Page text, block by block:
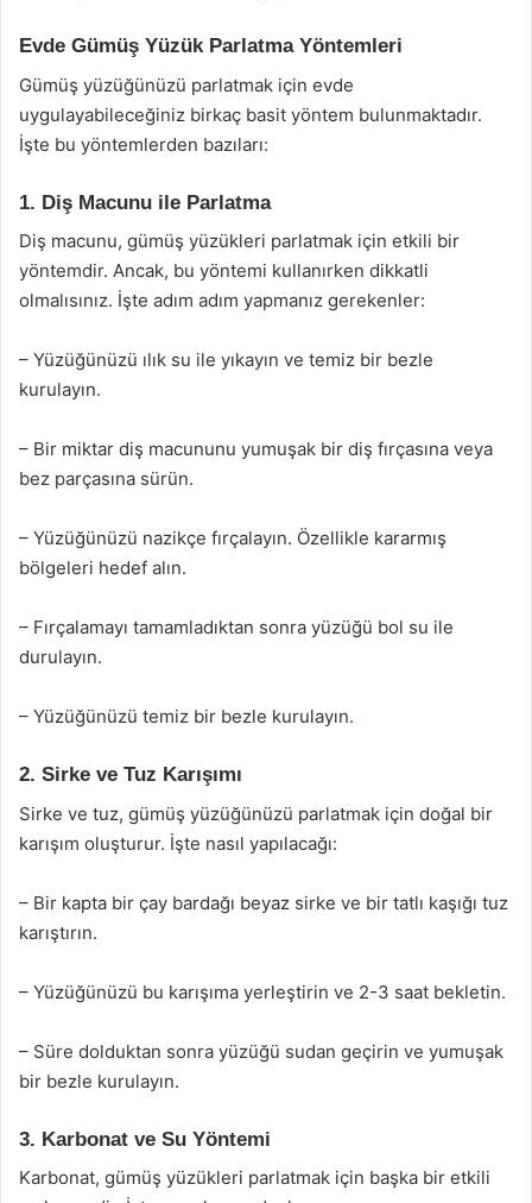
Evde Gümüş Yüzük Parlatma Yöntemleri
Gümüş yüzüğünüzü parlatmak için evde
uygulayabileceğiniz birkaç basit yöntem bulunmaktadır.
İşte bu yöntemlerden bazıları:
1. Diş Macunu ile Parlatma
Diş macunu, gümüş yüzükleri parlatmak için etkili bir
yöntemdir. Ancak, bu yöntemi kullanırken dikkatli
olmalısınız. İşte adım adım yapmanız gerekenler:
– Yüzüğünüzü ılık su ile yıkayın ve temiz bir bezle
kurulayın.
– Bir miktar diş macununu yumuşak bir diş fırçasına veya
bez parçasına sürün.
– Yüzüğünüzü nazikçe fırçalayın. Özellikle kararmış
bölgeleri hedef alın.
– Fırçalamayı tamamladıktan sonra yüzüğü bol su ile
durulayın.
– Yüzüğünüzü temiz bir bezle kurulayın.
2. Sirke ve Tuz Karışımı
Sirke ve tuz, gümüş yüzüğünüzü parlatmak için doğal bir
karışım oluşturur. İşte nasıl yapılacağı:
– Bir kapta bir çay bardağı beyaz sirke ve bir tatlı kaşığı tuz
karıştırın.
– Yüzüğünüzü bu karışıma yerleştirin ve 2-3 saat bekletin.
– Süre dolduktan sonra yüzüğü sudan geçirin ve yumuşak
bir bezle kurulayın.
3. Karbonat ve Su Yöntemi
Karbonat, gümüş yüzükleri parlatmak için başka bir etkili